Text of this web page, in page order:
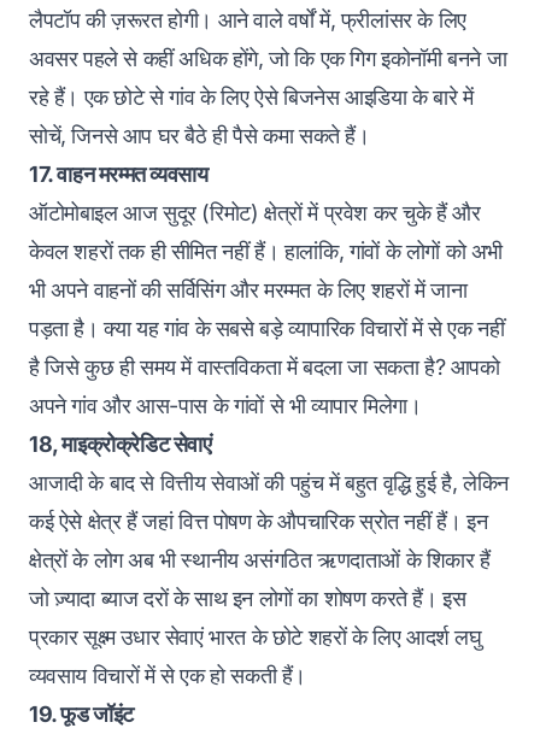
लैपटॉप की ज़रूरत होगी। आने वाले वर्षों में, फ्रीलांसर के लिए
अवसर पहले से कहीं अधिक होंगे, जो कि एक गिग इकोनॉमी बनने जा
रहे हैं। एक छोटे से गांव के लिए ऐसे बिजनेस आइडिया के बारे में
सोचें, जिनसे आप घर बैठे ही पैसे कमा सकते हैं।
17. वाहन मरम्मत व्यवसाय
ऑटोमोबाइल आज सुदूर (रिमोट) क्षेत्रों में प्रवेश कर चुके हैं और
केवल शहरों तक ही सीमित नहीं हैं। हालांकि, गांवों के लोगों को अभी
भी अपने वाहनों की सर्विसिंग और मरम्मत के लिए शहरों में जाना
पड़ता है। क्या यह गांव के सबसे बड़े व्यापारिक विचारों में से एक नहीं
है जिसे कुछ ही समय में वास्तविकता में बदला जा सकता है? आपको
अपने गांव और आस-पास के गांवों से भी व्यापार मिलेगा।
18, माइक्रोक्रेडिट सेवाएं
आजादी के बाद से वित्तीय सेवाओं की पहुंच में बहुत वृद्धि हुई है, लेकिन
कई ऐसे क्षेत्र हैं जहां वित्त पोषण के औपचारिक स्रोत नहीं हैं। इन
क्षेत्रों के लोग अब भी स्थानीय असंगठित ऋणदाताओं के शिकार हैं
जो ज़्यादा ब्याज दरों के साथ इन लोगों का शोषण करते हैं। इस
प्रकार सूक्ष्म उधार सेवाएं भारत के छोटे शहरों के लिए आदर्श लघु
व्यवसाय विचारों में से एक हो सकती हैं।
19. फूड जॉइंट